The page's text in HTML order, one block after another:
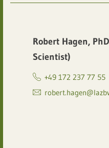
Robert Hagen,
Scientist)
+49 172 237 77 55